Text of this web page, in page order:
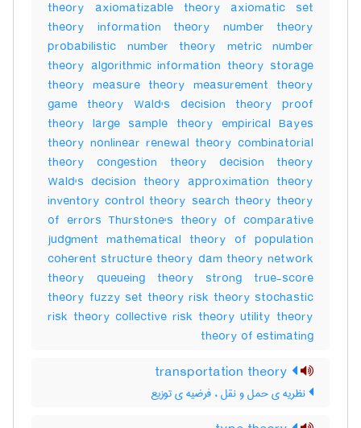
theory axiomatizable theory axiomatic set
theory information theory number theory
probabilistic number theory metric number
theory algorithmic information theory storage
theory measure theory measurement theory
game theory Wald's decision theory proof
theory large sample theory empirical Bayes
theory nonlinear renewal theory combinatorial
theory congestion theory decision theory
Wald's decision theory approximation theory
inventory control theory search theory theory
of errors Thurstone's theory of comparative
judgment mathematical theory of population
coherent structure theory dam theory network
theory queueing theory strong true-score
theory fuzzy set theory risk theory stochastic
risk theory collective risk theory utility theory
theory of estimating
نظریه ی حمل و نقل ، فرضیه ی توزیع